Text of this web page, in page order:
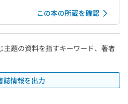
この本の所蔵を確認
主題の資料を指すキーワード、著者
誌情報を出力